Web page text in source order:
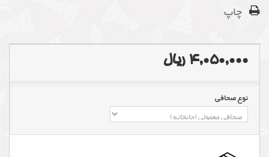
چاپ
4,050,000 ریال
نوع صحافی